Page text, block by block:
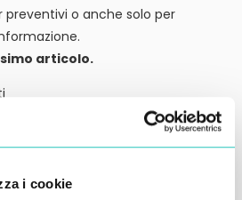
i cookie
o anche solo per
articolo.